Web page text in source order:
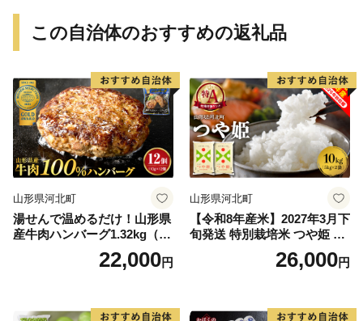
この自治体のおすすめの返礼品
山形県河北町
湯せんで温めるだけ！山形県
産牛肉ハンバーグ1.32kg（11
22,000円
山形県河北町
【令和8年産米】2027年3月下
旬発送 特別栽培米 つや姫 10
kg 山形県産【米COMEかほ
26,000円